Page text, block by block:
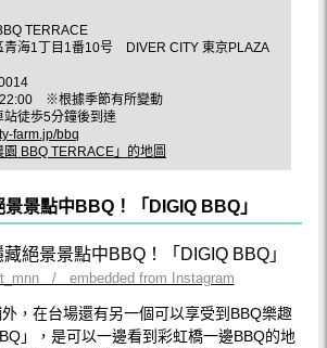
TERRACE
青海1丁目1番10号 DIVER CITY 東京PLAZA
22:00 ※根據季節有所變動
徒歩5分鐘後到達
farm.jp/bbq
BBQ TERRACE」的地圖
景點中BBQ！「DIGIQ BBQ」
/ embedded from Instagram
，在台場還有另一個可以享受到BBQ樂趣
」，是可以一邊看到彩虹橋一邊BBQ的地